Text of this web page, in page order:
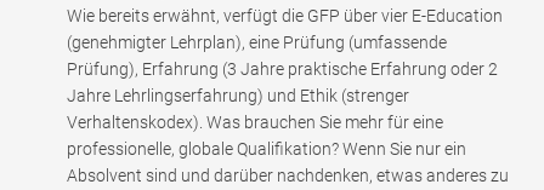
Wie bereits erwähnt, verfügt die GFP über vier E-Education
(genehmigter Lehrplan), eine Prüfung (umfassende
Prüfung), Erfahrung (3 Jahre praktische Erfahrung oder 2
Jahre Lehrlingserfahrung) und Ethik (strenger
Verhaltenskodex). Was brauchen Sie mehr für eine
professionelle, globale Qualifikation? Wenn Sie nur ein
Absolvent sind und darüber nachdenken, etwas anderes zu